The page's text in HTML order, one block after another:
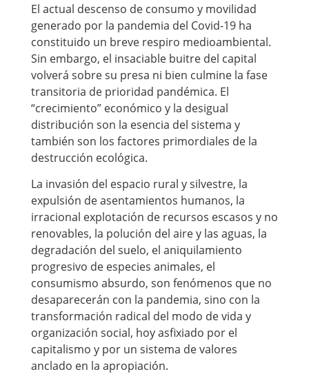
El actual descenso de consumo y movilidad
generado por la pandemia del Covid-19 ha
constituido un breve respiro medioambiental.
Sin embargo, el insaciable buitre del capital
volverá sobre su presa ni bien culmine la fase
transitoria de prioridad pandémica. El
“crecimiento” económico y la desigual
distribución son la esencia del sistema y
también son los factores primordiales de la
destrucción ecológica.
La invasión del espacio rural y silvestre, la
expulsión de asentamientos humanos, la
irracional explotación de recursos escasos y no
renovables, la polución del aire y las aguas, la
degradación del suelo, el aniquilamiento
progresivo de especies animales, el
consumismo absurdo, son fenómenos que no
desaparecerán con la pandemia, sino con la
transformación radical del modo de vida y
organización social, hoy asfixiado por el
capitalismo y por un sistema de valores
anclado en la apropiación.